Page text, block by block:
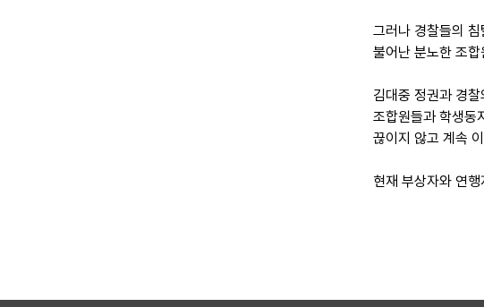
그러나 경찰들의
불어난 분노한 조
김대중 정권과 경
조합원들과 학생동
끊이지 않고 계속
현재 부상자와 연